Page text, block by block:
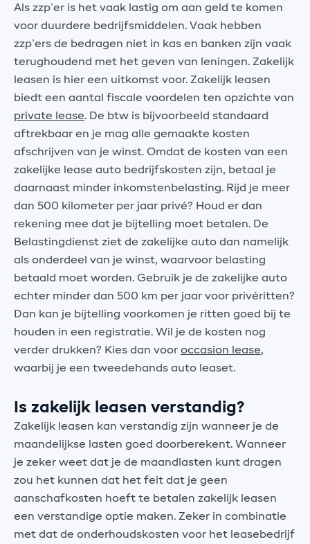
Als zzp’er is het vaak lastig om aan geld te komen
voor duurdere bedrijfsmiddelen. Vaak hebben
zzp’ers de bedragen niet in kas en banken zijn vaak
terughoudend met het geven van leningen. Zakelijk
leasen is hier een uitkomst voor. Zakelijk leasen
biedt een aantal fiscale voordelen ten opzichte van
private lease. De btw is bijvoorbeeld standaard
aftrekbaar en je mag alle gemaakte kosten
afschrijven van je winst. Omdat de kosten van een
zakelijke lease auto bedrijfskosten zijn, betaal je
daarnaast minder inkomstenbelasting. Rijd je meer
dan 500 kilometer per jaar privé? Houd er dan
rekening mee dat je bijtelling moet betalen. De
Belastingdienst ziet de zakelijke auto dan namelijk
als onderdeel van je winst, waarvoor belasting
betaald moet worden. Gebruik je de zakelijke auto
echter minder dan 500 km per jaar voor privéritten?
Dan kan je bijtelling voorkomen je ritten goed bij te
houden in een registratie. Wil je de kosten nog
verder drukken? Kies dan voor occasion lease,
waarbij je een tweedehands auto leaset.
Is zakelijk leasen verstandig?
Zakelijk leasen kan verstandig zijn wanneer je de
maandelijkse lasten goed doorberekent. Wanneer
je zeker weet dat je de maandlasten kunt dragen
zou het kunnen dat het feit dat je geen
aanschafkosten hoeft te betalen zakelijk leasen
een verstandige optie maken. Zeker in combinatie
met dat de onderhoudskosten voor het leasebedrijf